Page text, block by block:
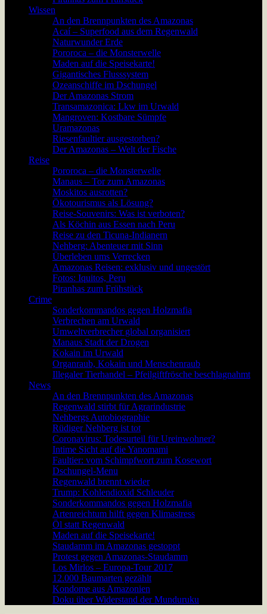
Wissen
An den Brennpunkten des Amazonas
Acaí – Superfood aus dem Regenwald
Naturwunder Erde
Pororoca – die Monsterwelle
Maden auf die Speisekarte!
Gigantisches Flusssystem
Ozeanschiffe im Dschungel
Der Amazonas Strom
Transamazonica: Lkw im Urwald
Mangroven: Kostbare Sümpfe
Uramazonas
Riesenfaultier ausgestorben?
Der Amazonas – Welt der Fische
Reise
Pororoca – die Monsterwelle
Manaus – Tor zum Amazonas
Moskitos ausrotten?
Ökotourismus als Lösung?
Reise-Souvenirs: Was ist verboten?
Als Köchin aus Essen nach Peru
Reise zu den Ticuna-Indianern
Nehberg: Abenteuer mit Sinn
Überleben ums Verrecken
Amazonas Reisen: exklusiv und ungestört
Fotos: Iquitos, Peru
Piranhas zum Frühstück
Crime
Sonderkommandos gegen Holzmafia
Verbrechen am Urwald
Umweltverbrecher global organisiert
Manaus Stadt der Drogen
Kokain im Urwald
Organraub, Kokain und Menschenraub
Illegaler Tierhandel – Pfeilgiftfrösche beschlagnahmt
News
An den Brennpunkten des Amazonas
Regenwald stirbt für Agrarindustrie
Nehbergs Autobiographie
Rüdiger Nehberg ist tot
Coronavirus: Todesurteil für Ureinwohner?
Intime Sicht auf die Yanomami
Faultier: vom Schimpfwort zum Kosewort
Dschungel-Menu
Regenwald brennt wieder
Trump: Kohlendioxid Schleuder
Sonderkommandos gegen Holzmafia
Artenreichtum hilft gegen Klimastress
Öl statt Regenwald
Maden auf die Speisekarte!
Staudamm im Amazonas gestoppt
Protest gegen Amazonas-Staudamm
Los Mirlos – Europa-Tour 2017
12.000 Baumarten gezählt
Kondome aus Amazonien
Doku über Widerstand der Munduruku